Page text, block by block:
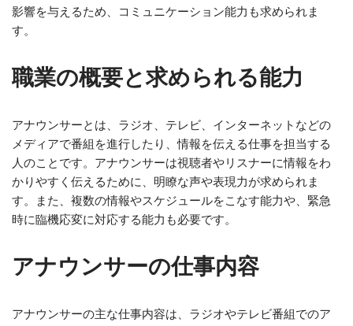
影響を与えるため、コミュニケーション能力も求められま
す。
職業の概要と求められる能力
アナウンサーとは、ラジオ、テレビ、インターネットなどの
メディアで番組を進行したり、情報を伝える仕事を担当する
人のことです。アナウンサーは視聴者やリスナーに情報をわ
かりやすく伝えるために、明瞭な声や表現力が求められま
す。また、複数の情報やスケジュールをこなす能力や、緊急
時に臨機応変に対応する能力も必要です。
アナウンサーの仕事内容
アナウンサーの主な仕事内容は、ラジオやテレビ番組でのア